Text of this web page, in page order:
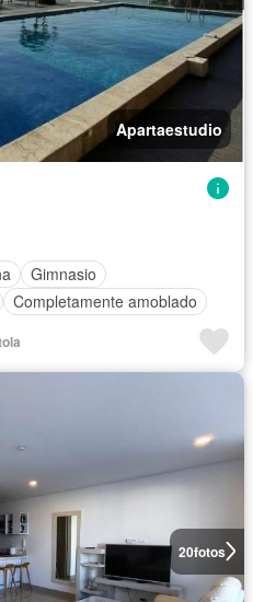
Apartaestudio
Gimnasio
Completamente amoblado
20fotos